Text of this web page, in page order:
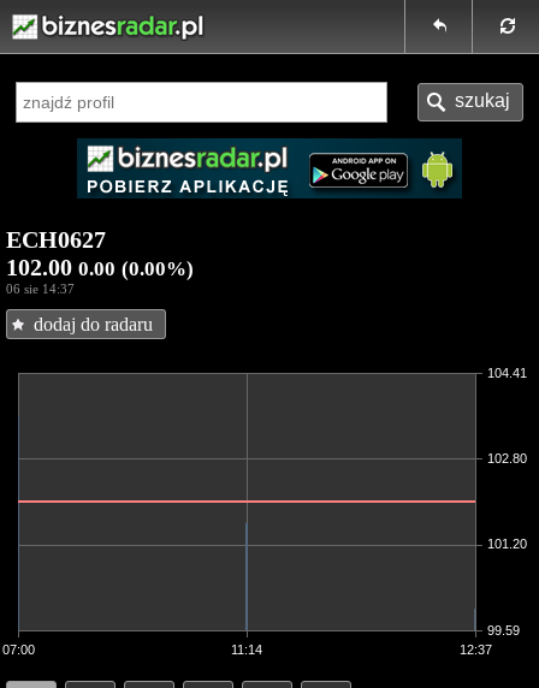
ECH0627
102.00 0.00 (0.00%)
06 sie 14:37
dodaj do radaru
07:00 11:14 12:37
99.59
101.20
102.80
104.41